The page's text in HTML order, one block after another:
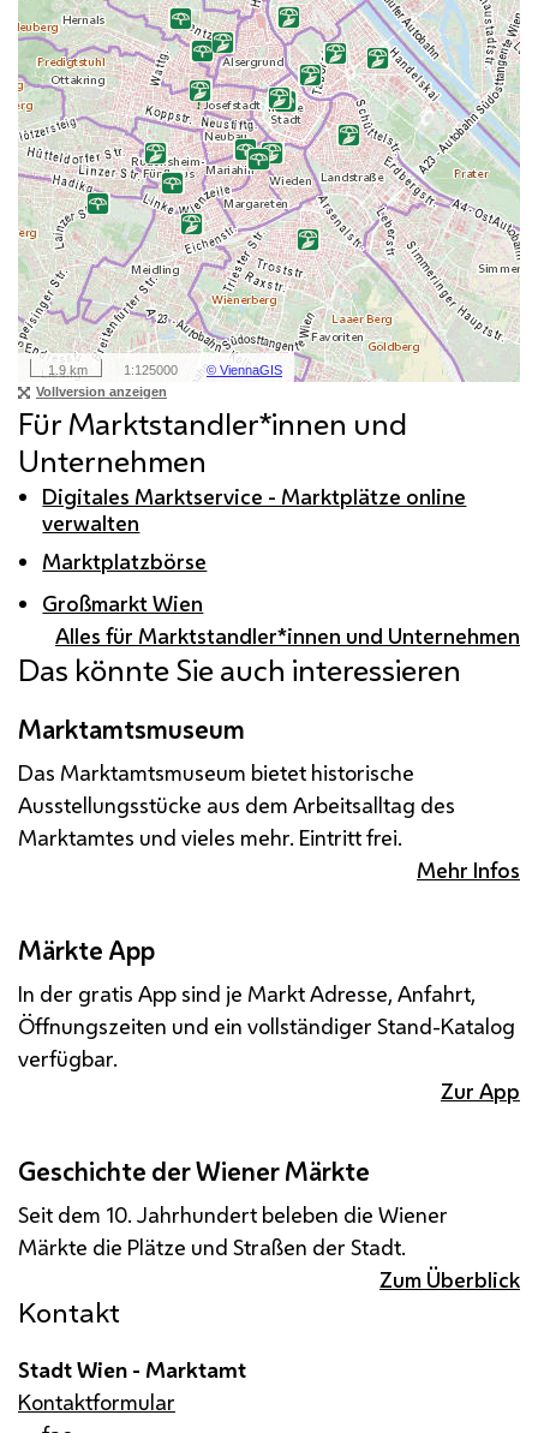
Für Marktstandler*innen und
Unternehmen
Digitales Marktservice - Marktplätze online
verwalten
Marktplatzbörse
Großmarkt Wien
Alles für Marktstandler*innen und Unternehmen
Das könnte Sie auch interessieren
Marktamtsmuseum
Das Marktamtsmuseum bietet historische
Ausstellungsstücke aus dem Arbeitsalltag des
Marktamtes und vieles mehr. Eintritt frei.
Mehr Infos
Märkte App
In der gratis App sind je Markt Adresse, Anfahrt,
Öffnungszeiten und ein vollständiger Stand-Katalog
verfügbar.
Zur App
Geschichte der Wiener Märkte
Seit dem 10. Jahrhundert beleben die Wiener
Märkte die Plätze und Straßen der Stadt.
Zum Überblick
Kontakt
Stadt Wien - Marktamt
Kontaktformular